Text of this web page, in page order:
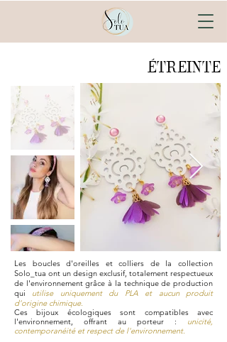
ÉTREINTE
Les boucles d'oreilles et colliers de la collection
Solo_tua ont un design exclusif, totalement respectueux
de l'environnement grâce à la technique de production
qui
utilise uniquement du PLA et aucun produit
d'origine chimique.
Ces bijoux écologiques sont compatibles avec
l'environnement, offrant au porteur :
unicité,
contemporanéité et respect de l'environnement.